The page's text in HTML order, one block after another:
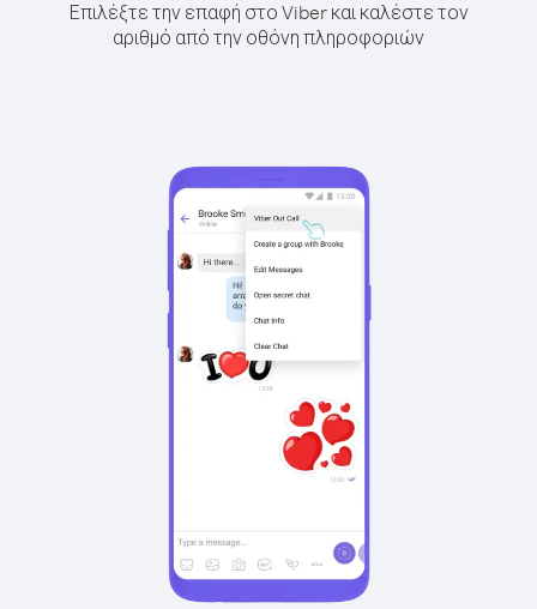
Επιλέξτε την επαφή στο Viber και καλέστε τον
αριθμό από την οθόνη πληροφοριών